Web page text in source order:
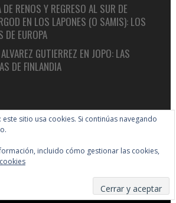
RENOS Y REGRESO AL SUR DE
EN LOS LAPONES (O SAMIS): LOS
DE EUROPA
GUTIERREZ EN JOPO: LAS
DE FINLANDIA
© 2005-2026 Big In Finland
sitio usa cookies. Si continúas navegando
incluido cómo gestionar las cookies,